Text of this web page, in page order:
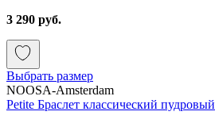
3 290 руб.
Выбрать размер
NOOSA-Amsterdam
Petite Браслет классический пудровый